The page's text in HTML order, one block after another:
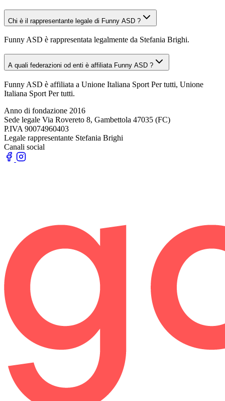
Chi è il rappresentante legale di Funny ASD ?
Funny ASD è rappresentata legalmente da Stefania Brighi.
A quali federazioni od enti è affiliata Funny ASD ?
Funny ASD è affiliata a Unione Italiana Sport Per tutti, Unione
Italiana Sport Per tutti.
Anno di fondazione 2016
Sede legale Via Rovereto 8, Gambettola 47035 (FC)
P.IVA 90074960403
Legale rappresentante Stefania Brighi
Canali social